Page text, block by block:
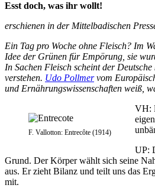
Esst doch, was ihr wollt!
erschienen in der Mittelbadischen
Ein Tag pro Woche ohne Fleisch? Im
Idee der Grünen für Empörung, sie
In Sachen Fleisch scheint der Deutsche
verstehen. Udo Pollmervom
und Ernährungswissenschaften weiß,
F. Vallotton: Entrecôte (1914)
VH:
UP:
Grund. Der Körper wählt sich seine
aus. Er zieht Bilanz und teilt uns das
mit.